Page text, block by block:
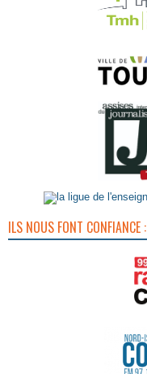
ILS NOUS FONT CONFIANCE :